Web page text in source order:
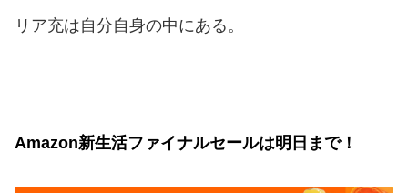
リア充は自分自身の中にある。
Amazon新生活ファイナルセールは明日まで！